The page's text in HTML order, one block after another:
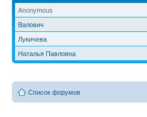
Anonymous
Валович
Лукичева
Наталья Павловна
Список форумов